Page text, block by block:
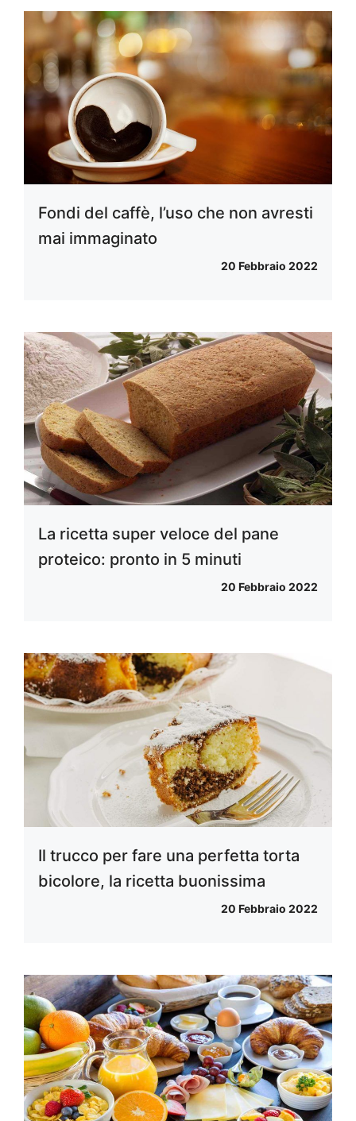
Fondi del caffè, l’uso che non avresti
mai immaginato
20 Febbraio 2022
La ricetta super veloce del pane
proteico: pronto in 5 minuti
20 Febbraio 2022
Il trucco per fare una perfetta torta
bicolore, la ricetta buonissima
20 Febbraio 2022